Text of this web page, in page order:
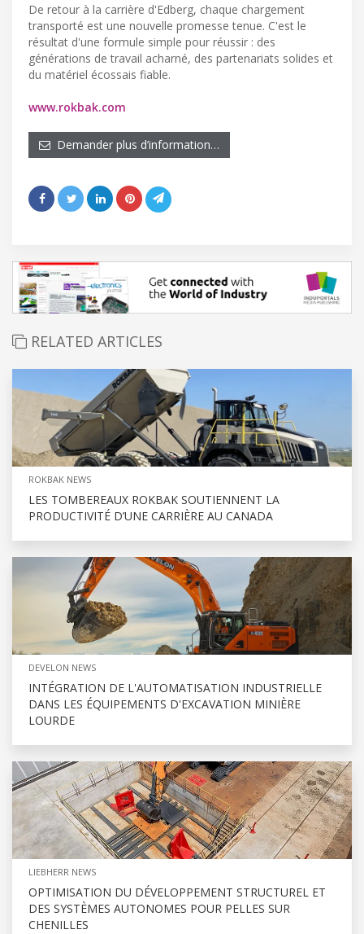
De retour à la carrière d'Edberg, chaque chargement
transporté est une nouvelle promesse tenue. C'est le
résultat d'une formule simple pour réussir : des
générations de travail acharné, des partenariats solides et
du matériel écossais fiable.
www.rokbak.com
Demander plus d’information…
RELATED ARTICLES
ROKBAK NEWS
LES TOMBEREAUX ROKBAK SOUTIENNENT LA
PRODUCTIVITÉ D’UNE CARRIÈRE AU CANADA
DEVELON NEWS
INTÉGRATION DE L'AUTOMATISATION INDUSTRIELLE
DANS LES ÉQUIPEMENTS D'EXCAVATION MINIÈRE
LOURDE
LIEBHERR NEWS
OPTIMISATION DU DÉVELOPPEMENT STRUCTUREL ET
DES SYSTÈMES AUTONOMES POUR PELLES SUR
CHENILLES